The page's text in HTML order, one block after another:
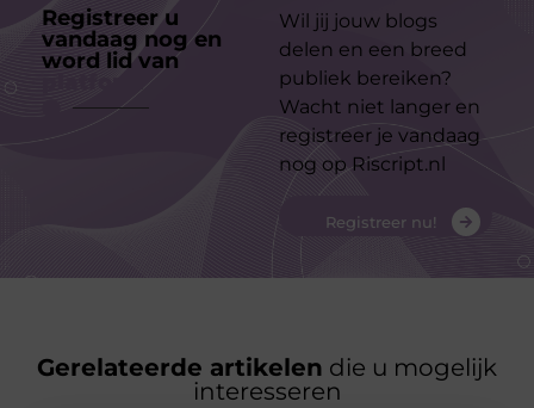
Registreer u
vandaag nog en
word lid van
Wil jij jouw blogs
delen en een breed
publiek bereiken?
Wacht niet langer en
registreer je vandaag
nog op Riscript.nl
Registreer nu!
Gerelateerde artikelen die u mogelijk
interesseren